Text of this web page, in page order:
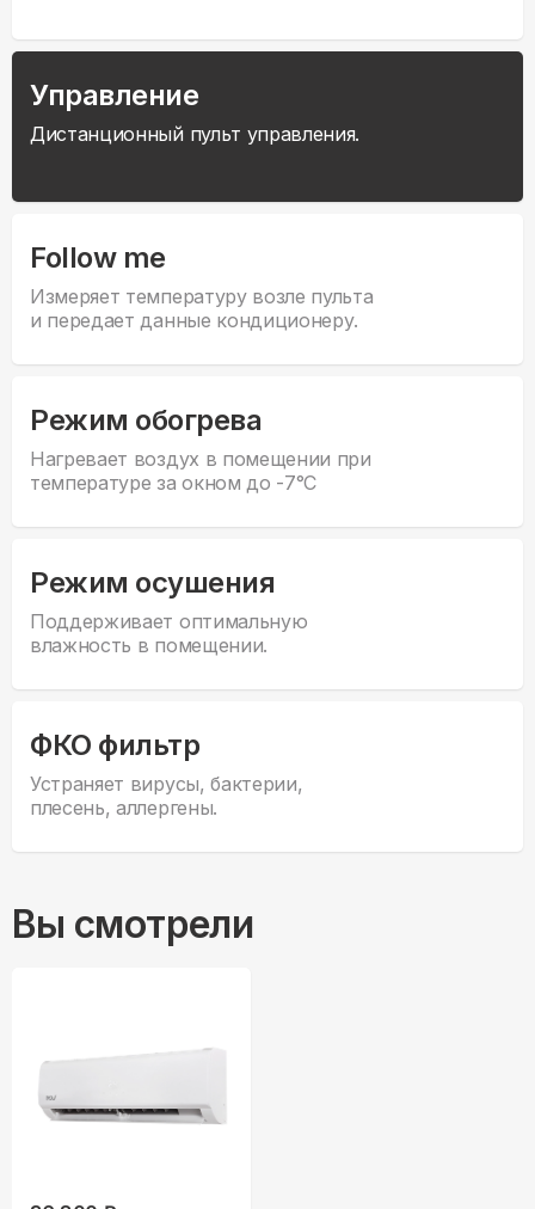
Управление
Дистанционный пульт управления.
Follow me
Измеряет температуру возле пульта
и передает данные кондиционеру.
Режим обогрева
Нагревает воздух в помещении при
температуре за окном до -7°С
Режим осушения
Поддерживает оптимальную
влажность в помещении.
ФКО фильтр
Устраняет вирусы, бактерии,
плесень, аллергены.
Вы смотрели